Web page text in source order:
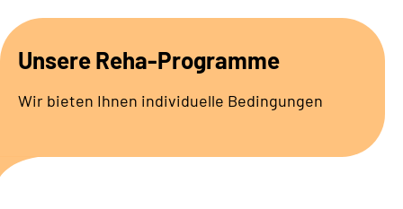
Unsere Klinik
Unsere Angebote
Unsere Reha-Programme
Wir bieten Ihnen individuelle Bedingungen